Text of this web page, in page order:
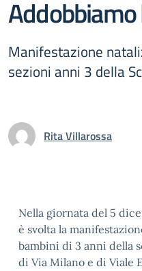
Addobbiamo
Manifestazione
sezioni anni 3 della
Rita Villarossa
Nella giornata del 5
è svolta la
bambini di 3 anni della
di Via Milano e di Viale